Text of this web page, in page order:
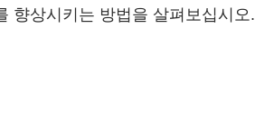
향상시키는 방법을 살펴보십시오.